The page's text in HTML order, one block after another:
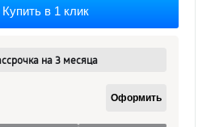
Купить в 1 клик
на 3 месяца
Оформить